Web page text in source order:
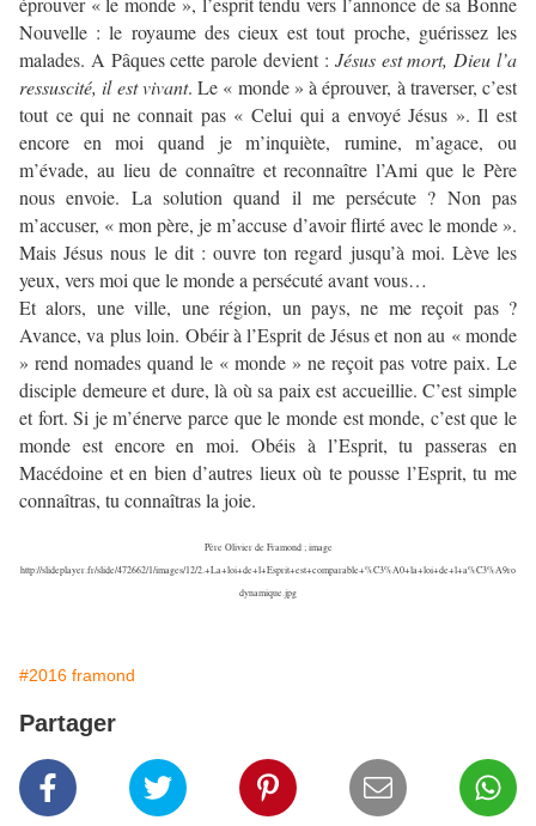
Nouvelle : le royaume des cieux est tout proche, guérissez les
malades. A Pâques cette parole devient : Jésus est mort, Dieu l’a
ressuscité, il est vivant. Le « monde » à éprouver, à traverser, c’est
tout ce qui ne connait pas « Celui qui a envoyé Jésus ». Il est
encore en moi quand je m’inquiète, rumine, m’agace, ou
m’évade, au lieu de connaître et reconnaître l’Ami que le Père
nous envoie. La solution quand il me persécute ? Non pas
m’accuser, « mon père, je m’accuse d’avoir flirté avec le monde ».
Mais Jésus nous le dit : ouvre ton regard jusqu’à moi. Lève les
yeux, vers moi que le monde a persécuté avant vous…
Et alors, une ville, une région, un pays, ne me reçoit pas ?
Avance, va plus loin. Obéir à l’Esprit de Jésus et non au « monde
» rend nomades quand le « monde » ne reçoit pas votre paix. Le
disciple demeure et dure, là où sa paix est accueillie. C’est simple
et fort. Si je m’énerve parce que le monde est monde, c’est que le
monde est encore en moi. Obéis à l’Esprit, tu passeras en
Macédoine et en bien d’autres lieux où te pousse l’Esprit, tu me
connaîtras, tu connaîtras la joie.
Père Olivier de Framond ; image
http://slideplayer.fr/slide/472662/1/images/12/2.+La+loi+de+l+Esprit+est+comparable+%C3%A0+la+loi+de+l+a%C3%A9ro
dynamique.jpg
#2016 framond
Partager